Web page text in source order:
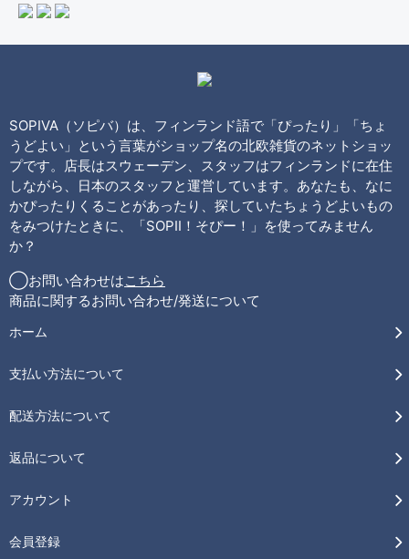
SOPIVA（ソピバ）は、フィンランド語で「ぴったり」「ちょ
うどよい」という言葉がショップ名の北欧雑貨のネットショッ
プです。店長はスウェーデン、スタッフはフィンランドに在住
しながら、日本のスタッフと運営しています。あなたも、なに
かぴったりくることがあったり、探していたちょうどよいもの
をみつけたときに、「SOPII！そぴー！」を使ってみません
か？
◯お問い合わせはこちら
商品に関するお問い合わせ/発送について
ホーム
支払い方法について
配送方法について
返品について
アカウント
会員登録